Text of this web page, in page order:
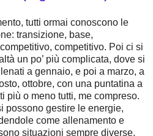
tutti ormai conoscono le
transizione, base,
competitivo. Poi ci si
un po’ più complicata, dove si
a gennaio, e poi a marzo, a
ottobre, con una puntatina a
più o meno tutti, me compreso.
possono gestire le energie,
come allenamento e
situazioni sempre diverse,